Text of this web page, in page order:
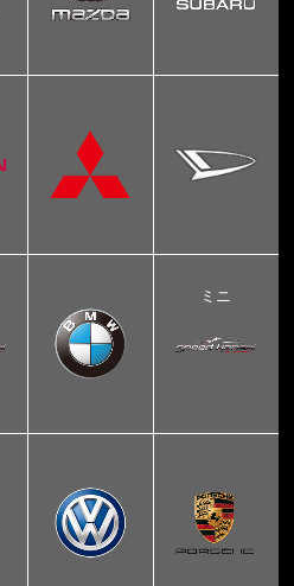
ミニ